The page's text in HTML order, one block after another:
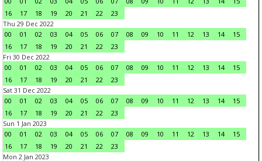
16
17 18 19 20 21 22
23
Thu 29 Dec 2022
00
01 02 03 04 05 06 07 08 09 10 11 12 13 14
15
16
17 18 19 20 21 22
23
Fri 30 Dec 2022
00
01 02 03 04 05 06 07 08 09 10 11 12 13 14
15
16
17 18 19 20 21 22
23
Sat 31 Dec 2022
00
01 02 03 04 05 06 07 08 09 10 11 12 13 14
15
16
17 18 19 20 21 22
23
Sun 1 Jan 2023
00
01 02 03 04 05 06 07 08 09 10 11 12 13 14
15
16
17 18 19 20 21 22
23
Mon 2 Jan 2023